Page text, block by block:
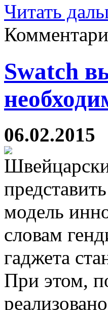
Читать
Swatch
06.02.2015
модель
словам
гаджета
При этом,